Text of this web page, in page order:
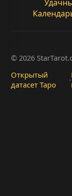
© 2026
Открытый
датасет Таро
·